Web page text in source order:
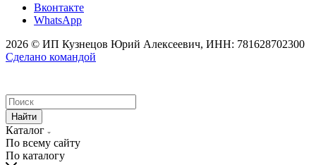
Вконтакте
WhatsApp
2026 © ИП Кузнецов Юрий Алексеевич, ИНН: 781628702300
Сделано командой
Найти
Каталог
По всему сайту
По каталогу